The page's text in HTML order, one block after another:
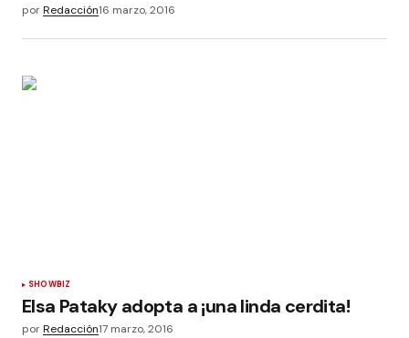
porRedacción16 marzo, 2016
SHOWBIZ
Elsa Pataky adopta a ¡una linda cerdita!
porRedacción17 marzo, 2016